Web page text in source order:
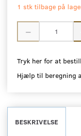
1 stk tilbage på
Tryk her for at
Hjælp til beregning
BESKRIVELSE